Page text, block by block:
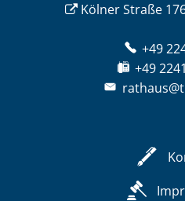
Kölner Straße
+49
+49